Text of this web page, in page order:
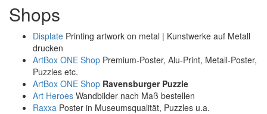
Shops
Displate Printing artwork on metal | Kunstwerke auf Metall
drucken
ArtBox ONE Shop Premium-Poster, Alu-Print, Metall-Poster,
Puzzles etc.
ArtBox ONE Shop Ravensburger Puzzle
Art Heroes Wandbilder nach Maß bestellen
Raxxa Poster in Museumsqualität, Puzzles u.a.